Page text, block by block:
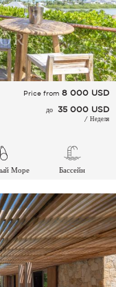
Price from 8 000 USD
до 35 000 USD
/ Неделя
Море Бассейн